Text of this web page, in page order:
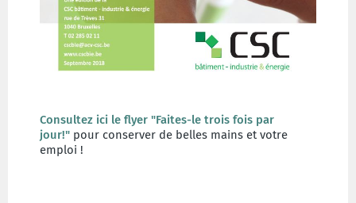
Consultez ici le flyer "Faites-le trois fois par
jour!" pour conserver de belles mains et votre
emploi !